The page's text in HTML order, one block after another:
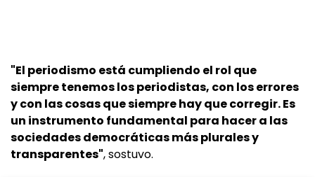
"El periodismo está cumpliendo el rol que
siempre tenemos los periodistas, con los errores
y con las cosas que siempre hay que corregir. Es
un instrumento fundamental para hacer a las
sociedades democráticas más plurales y
transparentes", sostuvo.